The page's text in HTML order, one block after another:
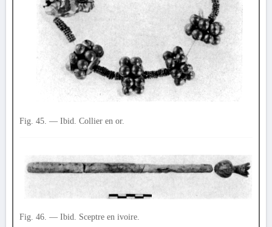
Fig. 45. — Ibid. Collier en or.
Fig. 46. — Ibid. Sceptre en ivoire.